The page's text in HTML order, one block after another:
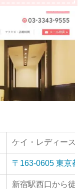
ケイ・レディース
〒163-0605 東京
新宿駅西口から徒